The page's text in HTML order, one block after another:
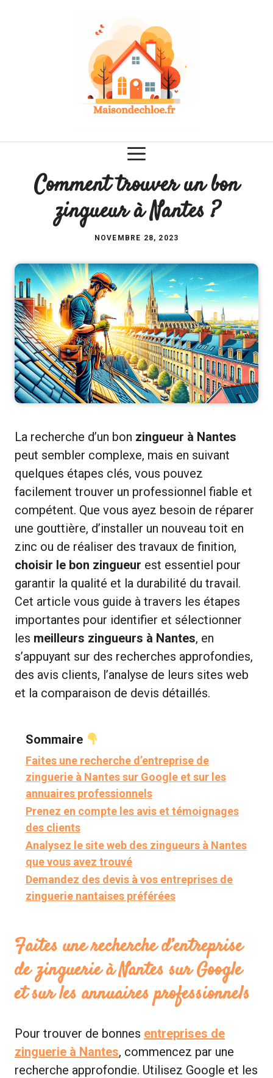
Comment trouver un bon
zingueur à Nantes ?
NOVEMBRE 28, 2023
La recherche d’un bon zingueur à Nantes
peut sembler complexe, mais en suivant
quelques étapes clés, vous pouvez
facilement trouver un professionnel fiable et
compétent. Que vous ayez besoin de réparer
une gouttière, d’installer un nouveau toit en
zinc ou de réaliser des travaux de finition,
choisir le bon zingueur est essentiel pour
garantir la qualité et la durabilité du travail.
Cet article vous guide à travers les étapes
importantes pour identifier et sélectionner
les meilleurs zingueurs à Nantes, en
s’appuyant sur des recherches approfondies,
des avis clients, l’analyse de leurs sites web
et la comparaison de devis détaillés.
Sommaire
Faites une recherche d’entreprise de
zinguerie à Nantes sur Google et sur les
annuaires professionnels
Prenez en compte les avis et témoignages
des clients
Analysez le site web des zingueurs à Nantes
que vous avez trouvé
Demandez des devis à vos entreprises de
zinguerie nantaises préférées
Faites une recherche d’entreprise
de zinguerie à Nantes sur Google
et sur les annuaires professionnels
Pour trouver de bonnes entreprises de
zinguerie à Nantes, commencez par une
recherche approfondie. Utilisez Google et les